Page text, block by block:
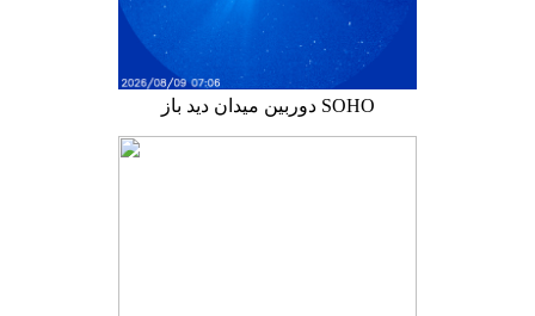
دوربین میدان دید باز SOHO